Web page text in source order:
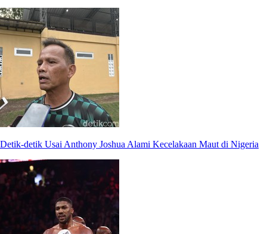
Detik-detik Usai Anthony Joshua Alami Kecelakaan Maut di Nigeria